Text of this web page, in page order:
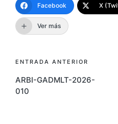
Facebook X
Ver más
Navegación
de
ENTRADA ANTERIOR
ARBI-GADMLT-2026-
010